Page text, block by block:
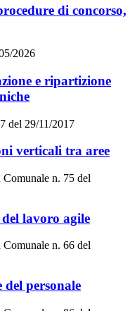
di concorso,
2026
e ripartizione
del 29/11/2017
verticali tra aree
n. 75 del
lavoro agile
n. 66 del
personale